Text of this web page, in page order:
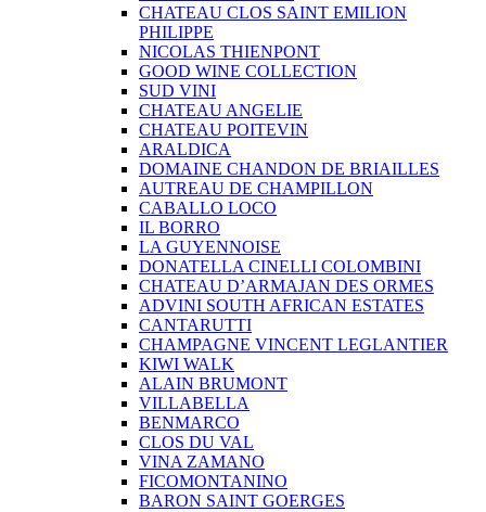
CHATEAU CLOS SAINT EMILION
PHILIPPE
NICOLAS THIENPONT
GOOD WINE COLLECTION
SUD VINI
CHATEAU ANGELIE
CHATEAU POITEVIN
ARALDICA
DOMAINE CHANDON DE BRIAILLES
AUTREAU DE CHAMPILLON
CABALLO LOCO
IL BORRO
LA GUYENNOISE
DONATELLA CINELLI COLOMBINI
CHATEAU D’ARMAJAN DES ORMES
ADVINI SOUTH AFRICAN ESTATES
CANTARUTTI
CHAMPAGNE VINCENT LEGLANTIER
KIWI WALK
ALAIN BRUMONT
VILLABELLA
BENMARCO
CLOS DU VAL
VINA ZAMANO
FICOMONTANINO
BARON SAINT GOERGES